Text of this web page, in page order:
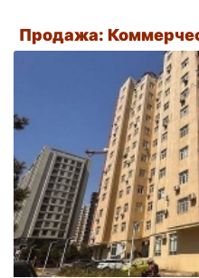
Продажа: